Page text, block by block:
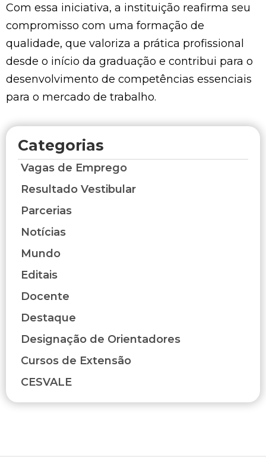
Com essa iniciativa, a instituição reafirma seu
compromisso com uma formação de
qualidade, que valoriza a prática profissional
desde o início da graduação e contribui para o
desenvolvimento de competências essenciais
para o mercado de trabalho.
Categorias
Vagas de Emprego
Resultado Vestibular
Parcerias
Notícias
Mundo
Editais
Docente
Destaque
Designação de Orientadores
Cursos de Extensão
CESVALE